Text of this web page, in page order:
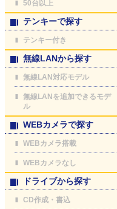
50台以上
テンキーで探す
テンキー付き
無線LANから探す
無線LAN対応モデル
無線LANを追加できるモデ
ル
WEBカメラで探す
WEBカメラ搭載
WEBカメラなし
ドライブから探す
CD作成・書込